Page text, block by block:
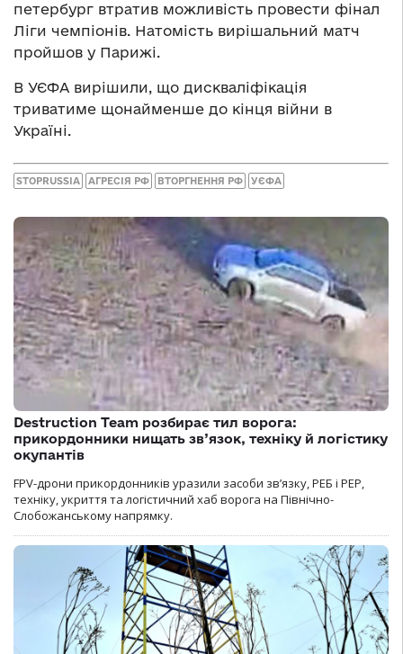
петербург втратив можливість провести фінал
Ліги чемпіонів. Натомість вирішальний матч
пройшов у Парижі.
В УЄФА вирішили, що дискваліфікація
триватиме щонайменше до кінця війни в
Україні.
STOPRUSSIA АГРЕСІЯ РФ ВТОРГНЕННЯ РФ УЄФА
Destruction Team розбирає тил ворога:
прикордонники нищать зв’язок, техніку й логістику
окупантів
FPV-дрони прикордонників уразили засоби зв’язку, РЕБ і РЕР,
техніку, укриття та логістичний хаб ворога на Північно-
Слобожанському напрямку.